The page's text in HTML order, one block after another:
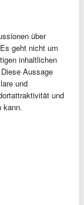
über
geht nicht um
inhaltlichen
Aussage
und
und
kann.